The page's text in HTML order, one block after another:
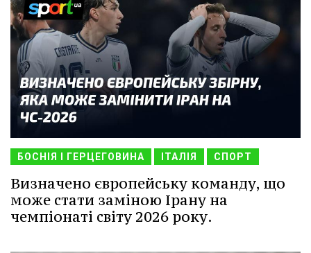
БОСНІЯ І ГЕРЦЕГОВИНА ІТАЛІЯ СПОРТ
Визначено європейську команду, що
може стати заміною Ірану на
чемпіонаті світу 2026 року.